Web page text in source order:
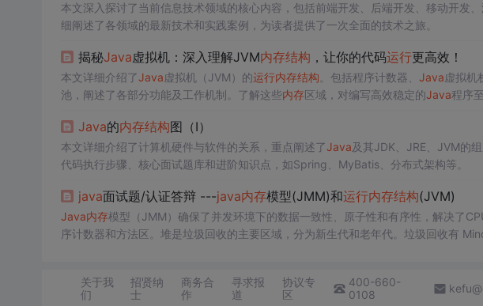
本文深入探讨了当前信息技术领域的核心内容，包括前端开发、后端开发、移动开发
细阐述了各领域的最新技术和实践案例，为读者提供了一次全面的技术之旅。
揭秘Java虚拟机：深入理解JVM内存结构 ，让你的代码运行更高效！
本文详细介绍了Java虚拟机（JVM）的运行内存结构 。包括程序计数器、 Java虚拟机
池，阐述了各部分功能及工作机制。了解这些内存区域，对编写高效稳定的Java程序
Java的内存结构图（Ⅰ）
本文详细介绍了计算机硬件与软件的关系，重点阐述了Java及其JDK、JRE、JVM的
代码执行步骤、核心面试题库和进阶知识点，如Spring、MyBatis、分布式架构等。
java面试题/认证答辩 ---java内存模型(JMM)和运行内存结构(JVM)
Java内存模型（JMM）确保了并发环境下的数据一致性、原子性和有序性，解决了
序计数器和方法区。堆是垃圾回收的主要区域，分为新生代和老年代。垃圾回收有
关于我
们
招贤纳
士
商务合
作
寻求报
道
协议专
区
400-660-
0108